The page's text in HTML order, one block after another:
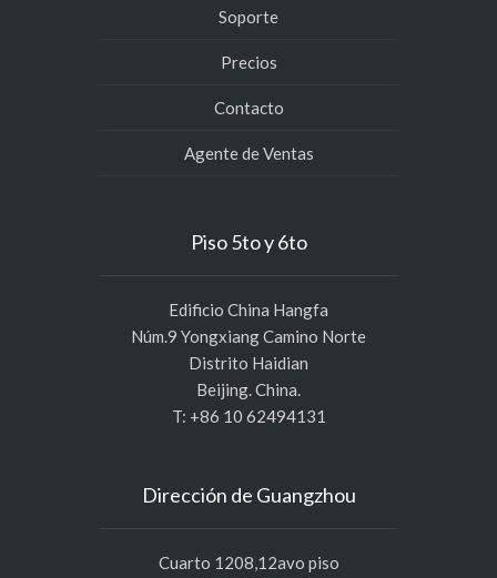
Soporte
Precios
Contacto
Agente de Ventas
Piso 5to y 6to
Edificio China Hangfa
Núm.9 Yongxiang Camino Norte
Distrito Haidian
Beijing. China.
T: +86 10 62494131
Dirección de Guangzhou
Cuarto 1208,12avo piso